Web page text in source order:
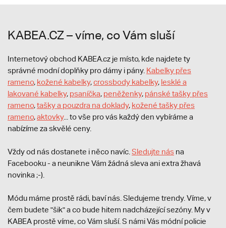
KABEA.CZ – víme, co Vám sluší
Internetový obchod KABEA.cz je místo, kde najdete ty
správné modní doplňky pro dámy i pány. Kabelky přes
rameno, kožené kabelky,crossbody kabelky, lesklé a
lakované kabelky, psaníčka, peněženky, pánské tašky přes
rameno,tašky a pouzdra na doklady, kožené tašky přes
rameno,aktovky... to vše pro vás každý den vybíráme a
nabízíme za skvělé ceny.
Vždy od nás dostanete i něco navíc. Sledujte nás na
Facebooku - a neunikne Vám žádná sleva ani extra žhavá
novinka ;-).
Módu máme prostě rádi, baví nás. Sledujeme trendy. Víme, v
čem budete "šik" a co bude hitem nadcházející sezóny. My v
KABEA prostě víme, co Vám sluší. S námi Vás módní policie